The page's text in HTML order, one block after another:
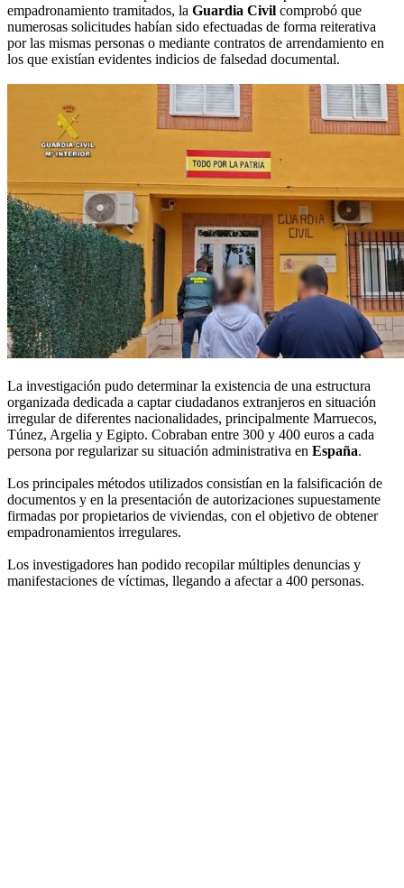
empadronamiento tramitados, la Guardia Civil comprobó que
numerosas solicitudes habían sido efectuadas de forma reiterativa
por las mismas personas o mediante contratos de arrendamiento en
los que existían evidentes indicios de falsedad documental.
La investigación pudo determinar la existencia de una estructura
organizada dedicada a captar ciudadanos extranjeros en situación
irregular de diferentes nacionalidades, principalmente Marruecos,
Túnez, Argelia y Egipto. Cobraban entre 300 y 400 euros a cada
persona por regularizar su situación administrativa en España.
Los principales métodos utilizados consistían en la falsificación de
documentos y en la presentación de autorizaciones supuestamente
firmadas por propietarios de viviendas, con el objetivo de obtener
empadronamientos irregulares.
Los investigadores han podido recopilar múltiples denuncias y
manifestaciones de víctimas, llegando a afectar a 400 personas.